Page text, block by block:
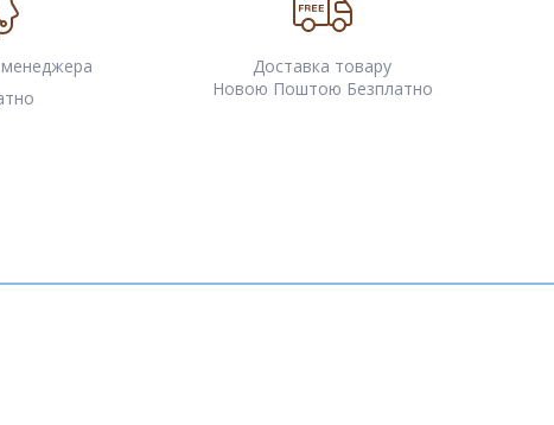
менеджера
Доставка товару
Новою Поштою Безплатно